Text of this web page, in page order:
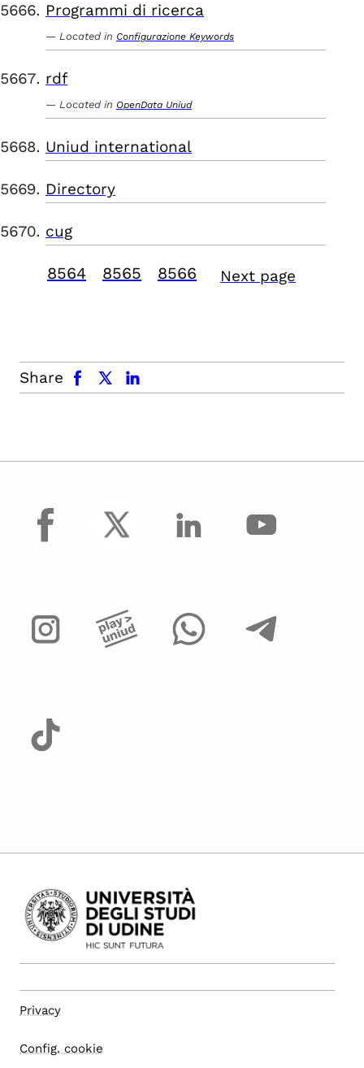
Programmi di ricerca
Located in Configurazione Keywords
rdf
Located in OpenData Uniud
Uniud international
Directory
cug
8564 8565 8566 Next page
Share
facebook x.com linkedin
facebook
Privacy
Config. cookie